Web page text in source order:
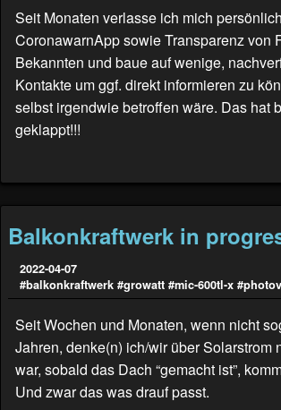
Seit Monaten verlasse ich mich
CoronawarnApp sowie Transparenz von
Bekannten und baue auf wenige,
Kontakte um ggf. direkt informieren zu
selbst irgendwie betroffen wäre. Das hat
geklappt!!!
Balkonkraftwerk in
2022-04-07
#balkonkraftwerk #growatt #mic-600tl-x
Seit Wochen und Monaten, wenn nicht
Jahren, denke(n) ich/wir über Solarstrom
war, sobald das Dach “gemacht ist”,
Und zwar das was drauf passt.